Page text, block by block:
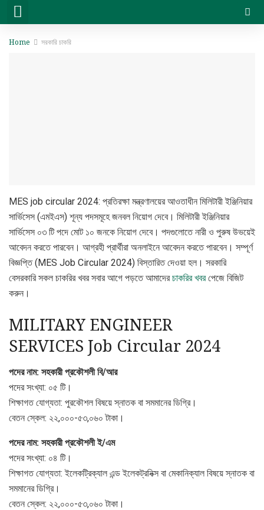
Home সরকারি চাকরি
MES job circular 2024: প্রতিরক্ষা মন্ত্রণালয়ের আওতাধীন মিলিটারী ইঞ্জিনিয়ার
সার্ভিসেস (এমইএস) শূন্য পদসমূহে জনবল নিয়োগ দেবে। মিলিটারী ইঞ্জিনিয়ার
সার্ভিসেস ০৩ টি পদে মোট ১০ জনকে নিয়োগ দেবে। পদগুলোতে নারী ও পুরুষ উভয়েই
আবেদন করতে পারবেন। আগ্রহী প্রার্থীরা অনলাইনে আবেদন করতে পারবেন। সম্পূর্ণ
বিজ্ঞপ্তি (MES Job Circular 2024) বিস্তারিত দেওয়া হল। সরকারি
বেসরকারি সকল চাকরির খবর সবার আগে পড়তে আমাদেরচাকরির খবরপেজে বিজিট
করুন।
MILITARY ENGINEER
SERVICES Job Circular 2024
পদের নাম: সহকারী প্রকৌশলী বি/আর
পদের সংখ্যা: ০৫ টি।
শিক্ষাগত যোগ্যতা: পুরকৌশল বিষয়ে স্নাতক বা সমমানের ডিগ্রি।
বেতন স্কেল: ২২,০০০-৫৩,০৬০ টাকা।
পদের নাম: সহকারী প্রকৌশলী ই/এম
পদের সংখ্যা: ০৪ টি।
শিক্ষাগত যোগ্যতা: ইলেকট্রিক্যাল এন্ড ইলেকট্রনিক্স বা মেকানিক্যাল বিষয়ে স্নাতক বা
সমমানের ডিগ্রি।
বেতন স্কেল: ২২,০০০-৫৩,০৬০ টাকা।